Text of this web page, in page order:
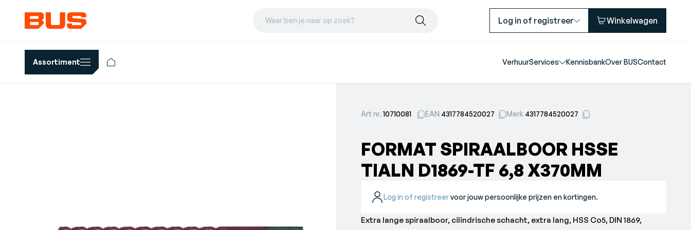
Waar ben je naar op zoek? Log in of registreer Winkelwagen
Assortiment VerhuurServices KennisbankOver BUSContact
Art nr.10710081 EAN 4317784520027 Merk 4317784520027
FORMAT SPIRAALBOOR HSSE
TIALN D1869-TF 6,8 X370MM
Log in of registreervoor jouw persoonlijke prijzen en kortingen.
Extra lange spiraalboor, cilindrische schacht, extra lang, HSS Co5, DIN 1869,